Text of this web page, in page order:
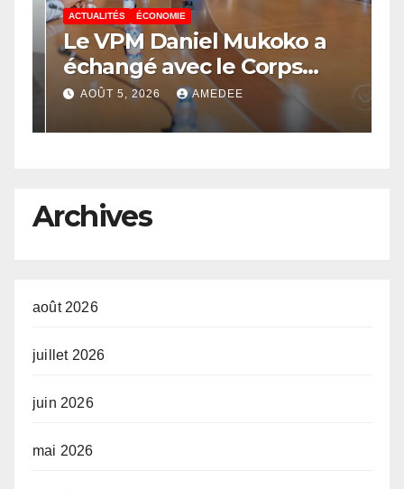
ACTUALITÉS ÉCONOMIE
Le VPM Daniel Mukoko a
échangé avec le Corps
d’élite scientifique de
l’UDPS/Tshisekedi sur les
AOÛT 5, 2026 AMEDEE
Archives
août 2026
juillet 2026
juin 2026
mai 2026